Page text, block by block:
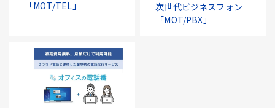
「MOT/TEL」
次世代ビジネスフォン
「MOT/PBX」